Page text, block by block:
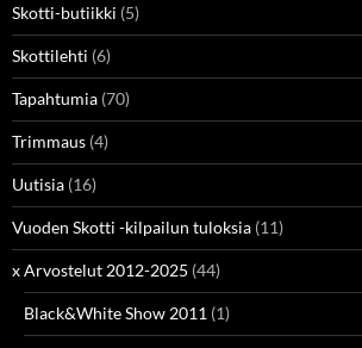
Skotti-butiikki (5)
Skottilehti (6)
Tapahtumia (70)
Trimmaus (4)
Uutisia (16)
Vuoden Skotti -kilpailun tuloksia (11)
x Arvostelut 2012-2025 (44)
Black&White Show 2011 (1)